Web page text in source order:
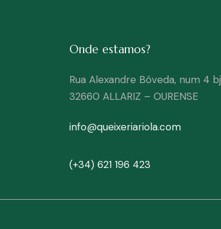
Onde estamos?
Rua Alexandre Bóveda, num 4 bj
32660 ALLARIZ – OURENSE
info@queixeriariola.com
(+34) 621 196 423